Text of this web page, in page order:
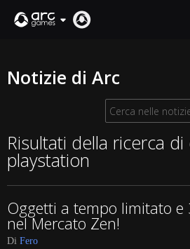
SUPPORTO
Français
Italiano
Notizie di Arc
Risultati della ricerca
playstation
Oggetti a tempo limitato e
nel Mercato Zen!
Di Fero